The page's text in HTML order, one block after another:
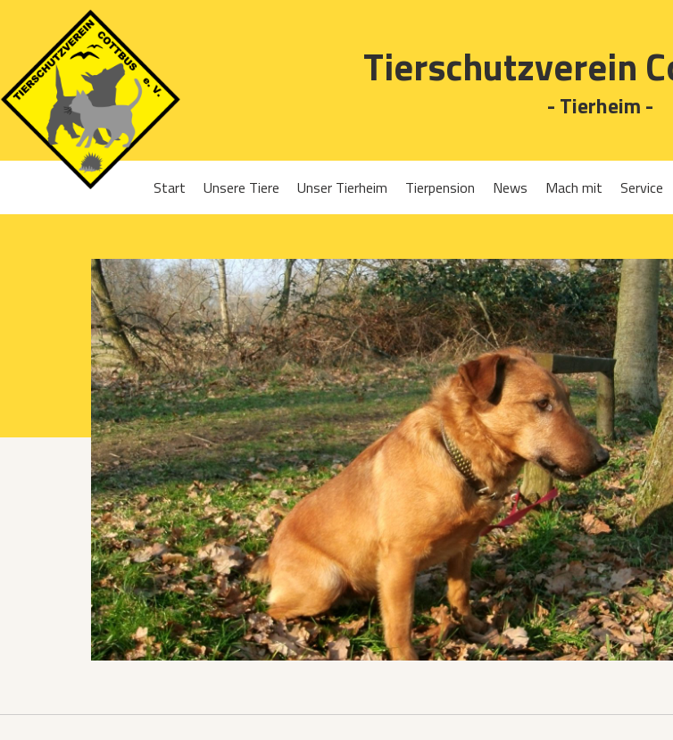
Tierschutzverein
- Tierheim -
Start Unsere Tiere
Katzen
Kleintiere
Unser Tierheim
Projekte 2017
Projekte 2018
Projekte 2019
Projekte 2020
Projekte 2021
Projekte 2022
Projekte 2023
Projekte 2024
Organisation
Tierpension News Mach mit
Ehrenamt
Gassigehen
Mitglied werden
Patenschaften
Katzen­futterplätze
Testament
Katzen vorlesen
Service